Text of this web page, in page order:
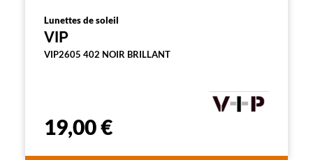
Lunettes de soleil
VIP
VIP2605 402 NOIR BRILLANT
19,00 €